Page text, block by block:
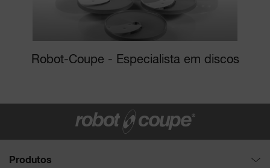
Robot-Coupe - Especialista em discos
Produtos